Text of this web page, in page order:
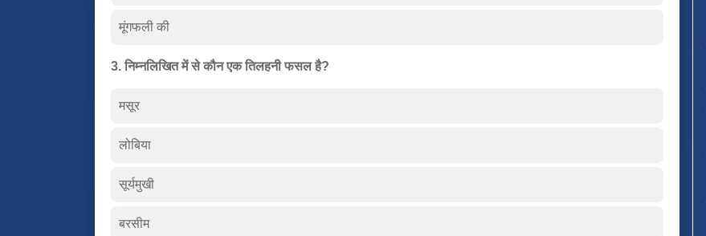
मूंगफली की
3. निम्नलिखित में से कौन एक तिलहनी फसल है?
मसूर
लोबिया
सूर्यमुखी
बरसीम